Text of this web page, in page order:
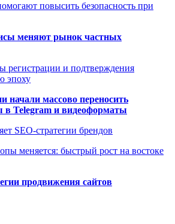
повысить безопасность при
меняют рынок частных
регистрации и подтверждения
эпоху
начали массово переносить
Telegram и видеоформаты
SEO-стратегии брендов
меняется: быстрый рост на востоке
продвижения сайтов